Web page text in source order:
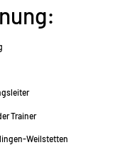
Trainer
Weilstetten